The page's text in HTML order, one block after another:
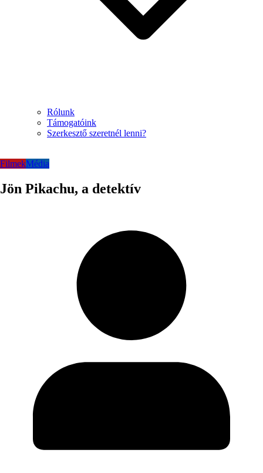
Rólunk
Támogatóink
Szerkesztő szeretnél lenni?
FilmekMédia
Jön Pikachu, a detektív